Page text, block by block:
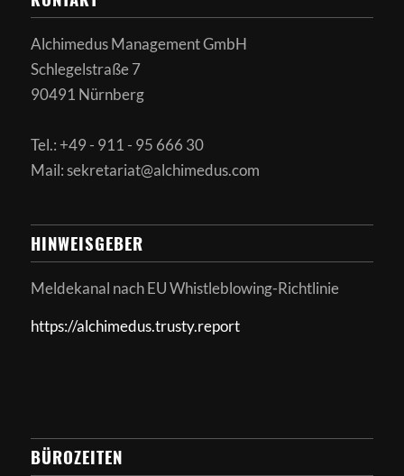
Alchimedus Management GmbH
Schlegelstraße 7
90491 Nürnberg
Tel.: +49 - 911 - 95 666 30
Mail: sekretariat@alchimedus.com
HINWEISGEBER
Meldekanal nachEU Whistleblowing-Richtlinie
https://alchimedus.trusty.report
BÜROZEITEN